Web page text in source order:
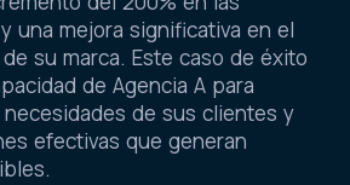
una mejora significativa en el
su marca. Este caso de éxito
de Agencia A para
de sus clientes y
efectivas que generan